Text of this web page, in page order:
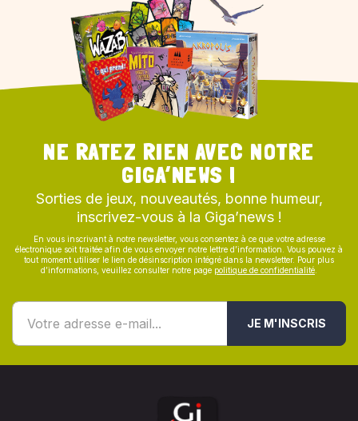
NE RATEZ RIEN AVEC NOTRE
GIGA’NEWS !
Sorties de jeux, nouveautés, bonne humeur,
inscrivez-vous à la Giga’news !
En vous inscrivant à notre newsletter, vous consentez à ce que votre adresse
électronique soit traitée afin de vous envoyer notre lettre d’information. Vous pouvez à
tout moment utiliser le lien de désinscription intégré dans la newsletter. Pour plus
d’informations, veuillez consulter notre page politique de confidentialité
JE M'INSCRIS